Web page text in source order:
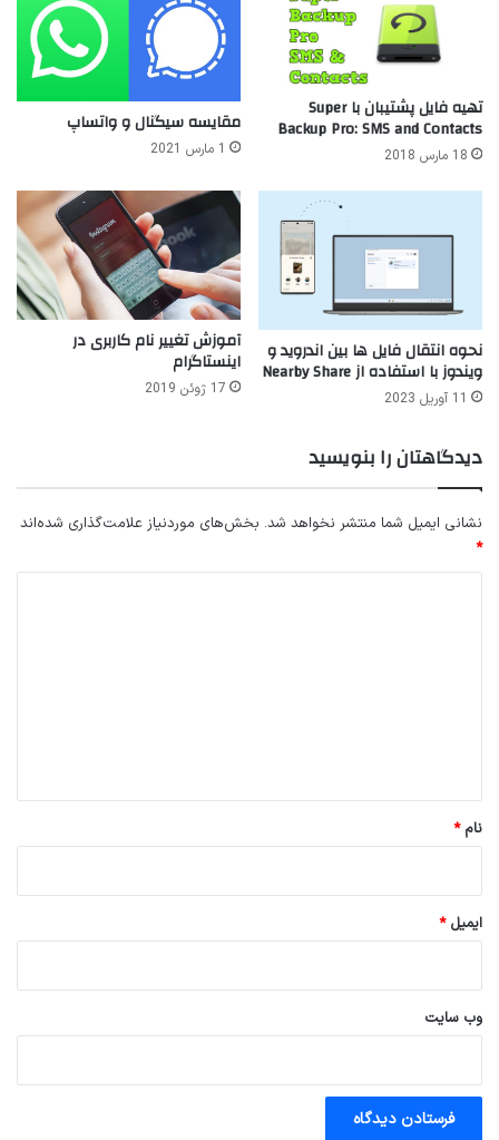
تهیه فایل پشتیبان با Super
Backup Pro: SMS and Contacts
18 مارس 2018
مقایسه سیگنال و واتساپ
1 مارس 2021
نحوه انتقال فایل ها بین اندروید و
ویندوز با استفاده از Nearby Share
11 آوریل 2023
آموزش تغییر نام کاربری در
اینستاگرام
17 ژوئن 2019
دیدگاهتان را بنویسید
نشانی ایمیل شما منتشر نخواهد شد. بخش‌های موردنیاز علامت‌گذاری شده‌اند
*
نام*
ایمیل*
وب‌ سایت